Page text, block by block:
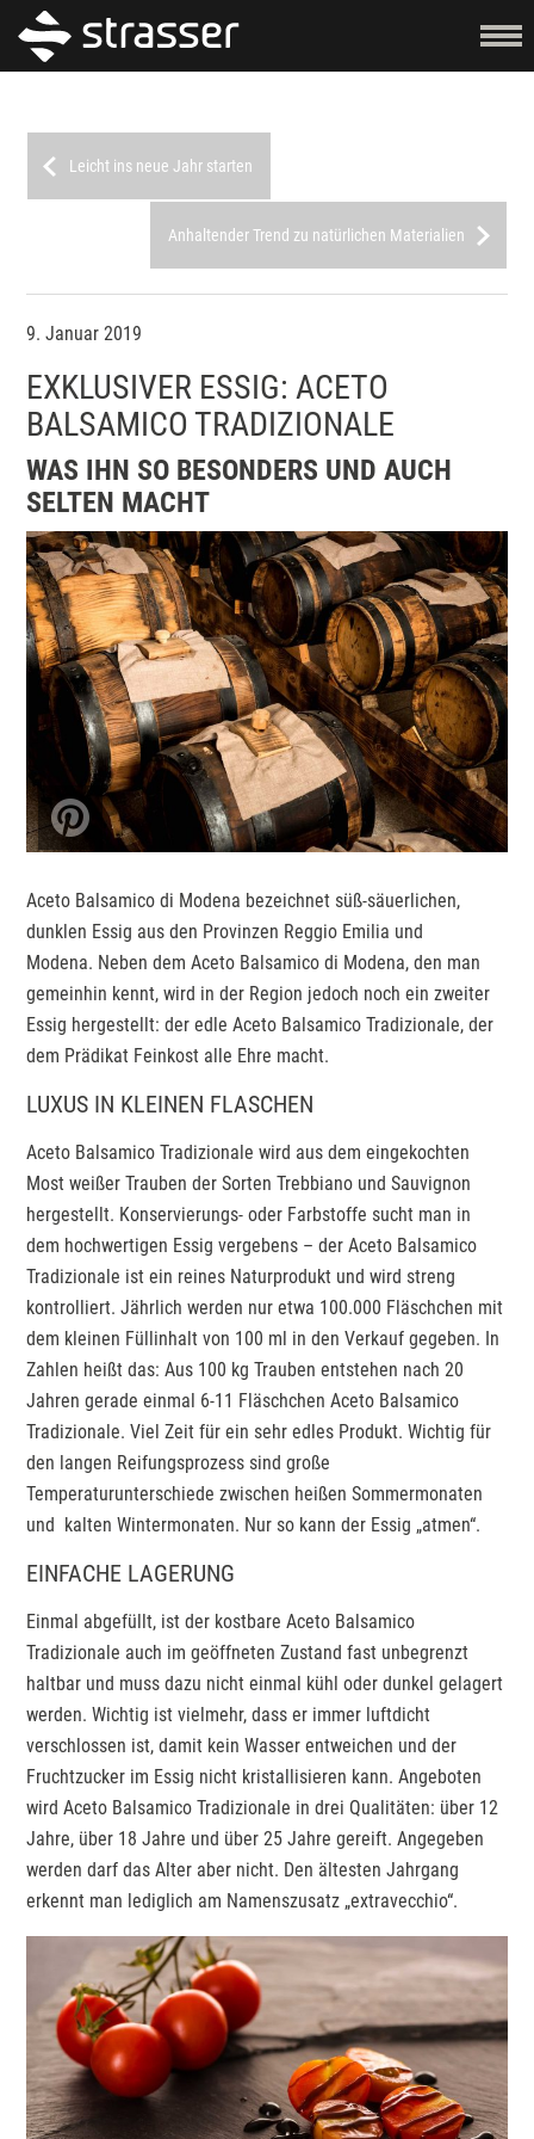
Leicht ins neue Jahr starten
Anhaltender Trend zu natürlichen Materialien
9. Januar 2019
EXKLUSIVER ESSIG: ACETO
BALSAMICO TRADIZIONALE
WAS IHN SO BESONDERS UND AUCH
SELTEN MACHT
Aceto Balsamico di Modena bezeichnet süß-säuerlichen,
dunklen Essig aus den Provinzen Reggio Emilia und
Modena. Neben dem Aceto Balsamico di Modena, den man
gemeinhin kennt, wird in der Region jedoch noch ein zweiter
Essig hergestellt: der edle Aceto Balsamico Tradizionale, der
dem Prädikat Feinkost alle Ehre macht.
LUXUS IN KLEINEN FLASCHEN
Aceto Balsamico Tradizionale wird aus dem eingekochten
Most weißer Trauben der Sorten Trebbiano und Sauvignon
hergestellt. Konservierungs- oder Farbstoffe sucht man in
dem hochwertigen Essig vergebens – der Aceto Balsamico
Tradizionale ist ein reines Naturprodukt und wird streng
kontrolliert. Jährlich werden nur etwa 100.000 Fläschchen mit
dem kleinen Füllinhalt von 100 ml in den Verkauf gegeben. In
Zahlen heißt das: Aus 100 kg Trauben entstehen nach 20
Jahren gerade einmal 6-11 Fläschchen Aceto Balsamico
Tradizionale. Viel Zeit für ein sehr edles Produkt. Wichtig für
den langen Reifungsprozess sind große
Temperaturunterschiede zwischen heißen Sommermonaten
und kalten Wintermonaten. Nur so kann der Essig „atmen“.
EINFACHE LAGERUNG
Einmal abgefüllt, ist der kostbare Aceto Balsamico
Tradizionale auch im geöffneten Zustand fast unbegrenzt
haltbar und muss dazu nicht einmal kühl oder dunkel gelagert
werden. Wichtig ist vielmehr, dass er immer luftdicht
verschlossen ist, damit kein Wasser entweichen und der
Fruchtzucker im Essig nicht kristallisieren kann. Angeboten
wird Aceto Balsamico Tradizionale in drei Qualitäten: über 12
Jahre, über 18 Jahre und über 25 Jahre gereift. Angegeben
werden darf das Alter aber nicht. Den ältesten Jahrgang
erkennt man lediglich am Namenszusatz „extravecchio“.